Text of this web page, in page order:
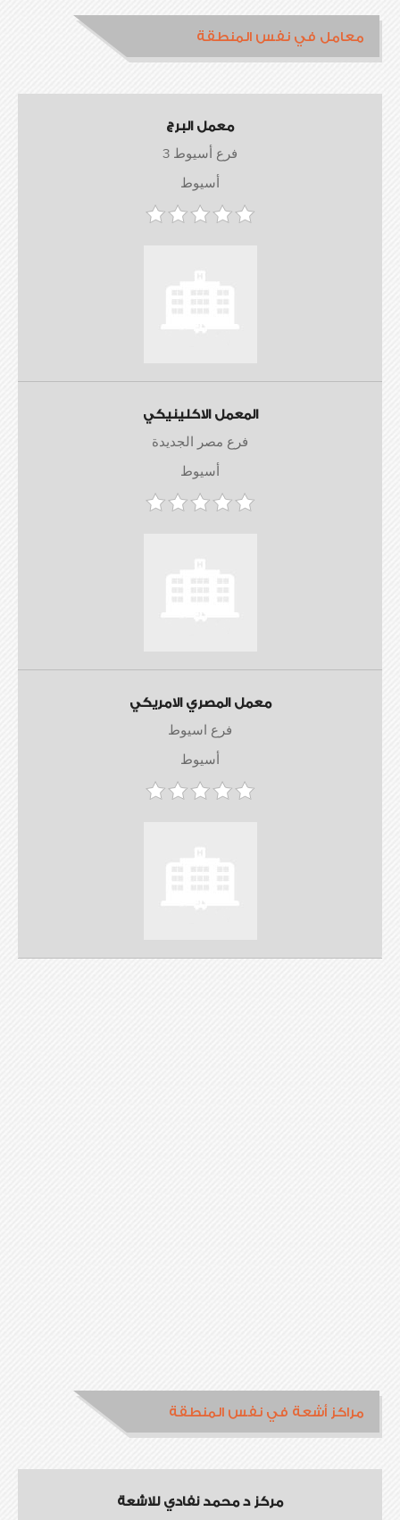
معامل في نفس المنطقة
معمل البرج
فرع أسيوط 3
أسيوط
المعمل الاكلينيكي
فرع مصر الجديدة
أسيوط
معمل المصري الامريكي
فرع اسيوط
أسيوط
مراكز أشعة في نفس المنطقة
مركز د محمد نفادي للاشعة